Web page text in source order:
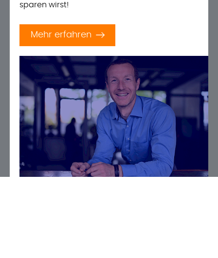
sparen wirst!
Mehr erfahren